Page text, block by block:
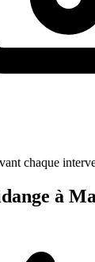
chaque
à